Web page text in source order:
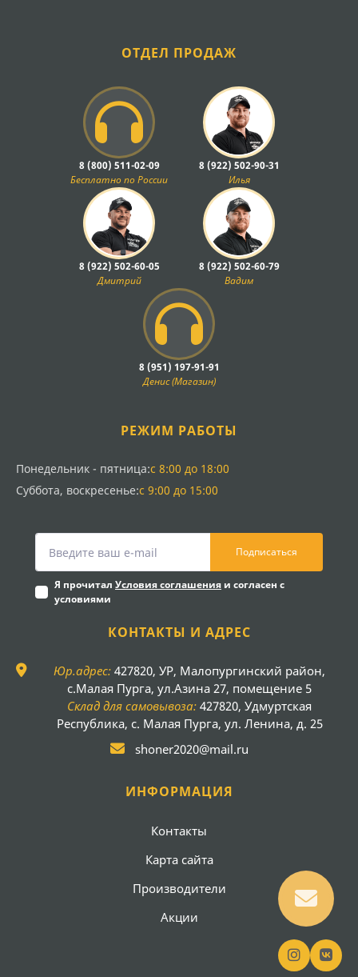
ОТДЕЛ ПРОДАЖ
8 (800) 511-02-09
Бесплатно по России
8 (922) 502-90-31
Илья
8 (922) 502-60-05
Дмитрий
8 (922) 502-60-79
Вадим
8 (951) 197-91-91
Денис (Магазин)
РЕЖИМ РАБОТЫ
Понедельник - пятница:с 8:00 до 18:00
Суббота, воскресенье:с 9:00 до 15:00
Подписаться
Я прочитал Условия соглашения и согласен с
условиями
КОНТАКТЫ И АДРЕС
Юр.адрес: 427820, УР, Малопургинский район,
с.Малая Пурга, ул.Азина 27, помещение 5
Склад для самовывоза: 427820, Удмуртская
Республика, с. Малая Пурга, ул. Ленина, д. 25
shoner2020@mail.ru
ИНФОРМАЦИЯ
Контакты
Карта сайта
Производители
Акции